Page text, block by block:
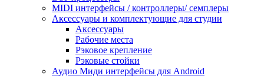
MIDI интерфейсы / контроллеры/ семплеры
Аксессуары и комплектующие для студии
Аксессуары
Рабочие места
Рэковое крепление
Рэковые стойки
Аудио Миди интерфейсы для Android